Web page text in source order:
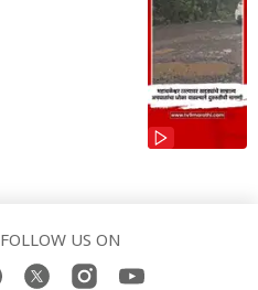
FOLLOW US ON